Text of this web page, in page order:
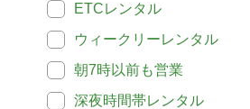
ETCレンタル
ウィークリーレンタル
朝7時以前も営業
深夜時間帯レンタル